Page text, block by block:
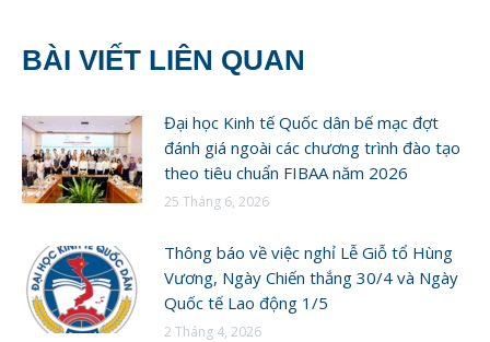
BÀI VIẾT LIÊN QUAN
Đại học Kinh tế Quốc dân bế mạc đợt
đánh giá ngoài các chương trình đào tạo
theo tiêu chuẩn FIBAA năm 2026
25 Tháng 6, 2026
Thông báo về việc nghỉ Lễ Giỗ tổ Hùng
Vương, Ngày Chiến thắng 30/4 và Ngày
Quốc tế Lao động 1/5
2 Tháng 4, 2026